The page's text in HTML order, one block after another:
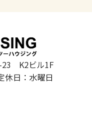
23 K2ビル1F
休日：水曜日